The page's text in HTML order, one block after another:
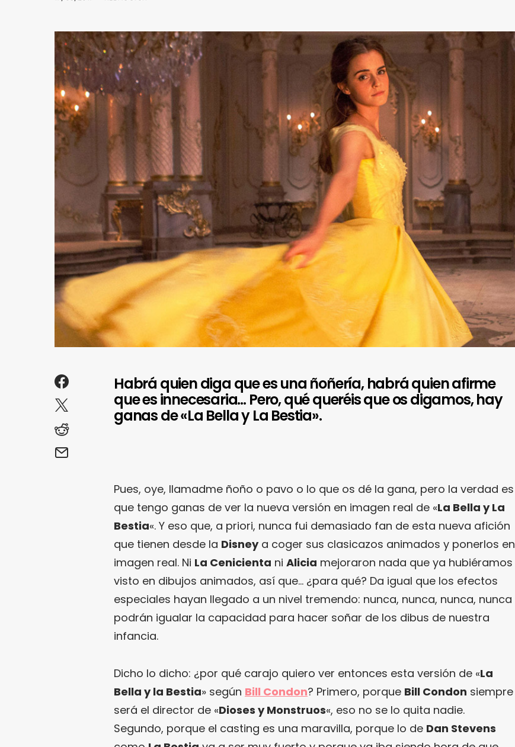
Habrá quien diga que es una ñoñería, habrá quien afirme
que es innecesaria… Pero, qué queréis que os digamos, hay
ganas de «La Bella y La Bestia».
Pues, oye, llamadme ñoño o pavo o lo que os dé la gana, pero la verdad es
que tengo ganas de ver la nueva versión en imagen real de «La Bella y La
Bestia«. Y eso que, a priori, nunca fui demasiado fan de esta nueva afición
que tienen desde la Disneya coger sus clasicazos animados y ponerlos en
imagen real. Ni La Cenicienta ni Alicia mejoraron nada que ya hubiéramos
visto en dibujos animados, así que… ¿para qué? Da igual que los efectos
especiales hayan llegado a un nivel tremendo: nunca, nunca, nunca, nunca
podrán igualar la capacidad para hacer soñar de los dibus de nuestra
infancia.
Dicho lo dicho: ¿por qué carajo quiero ver entonces esta versión de «La
Bella y la Bestia» según Bill Condon? Primero, porque Bill Condon siempre
será el director de «Dioses y Monstruos«, eso no se lo quita nadie.
Segundo, porque el casting es una maravilla, porque lo de Dan Stevens